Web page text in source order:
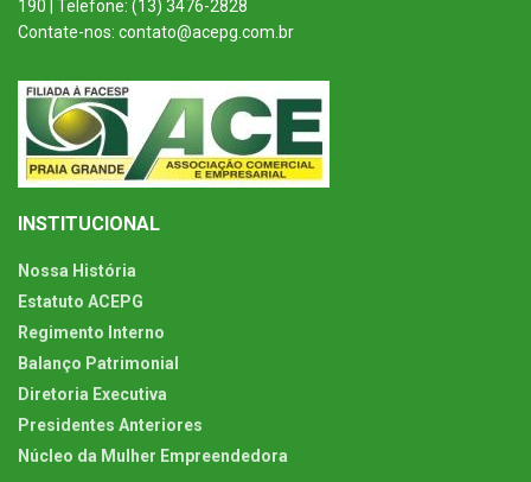
190 | Telefone: (13) 3476-2828
Contate-nos: contato@acepg.com.br
INSTITUCIONAL
Nossa História
Estatuto ACEPG
Regimento Interno
Balanço Patrimonial
Diretoria Executiva
Presidentes Anteriores
Núcleo da Mulher Empreendedora